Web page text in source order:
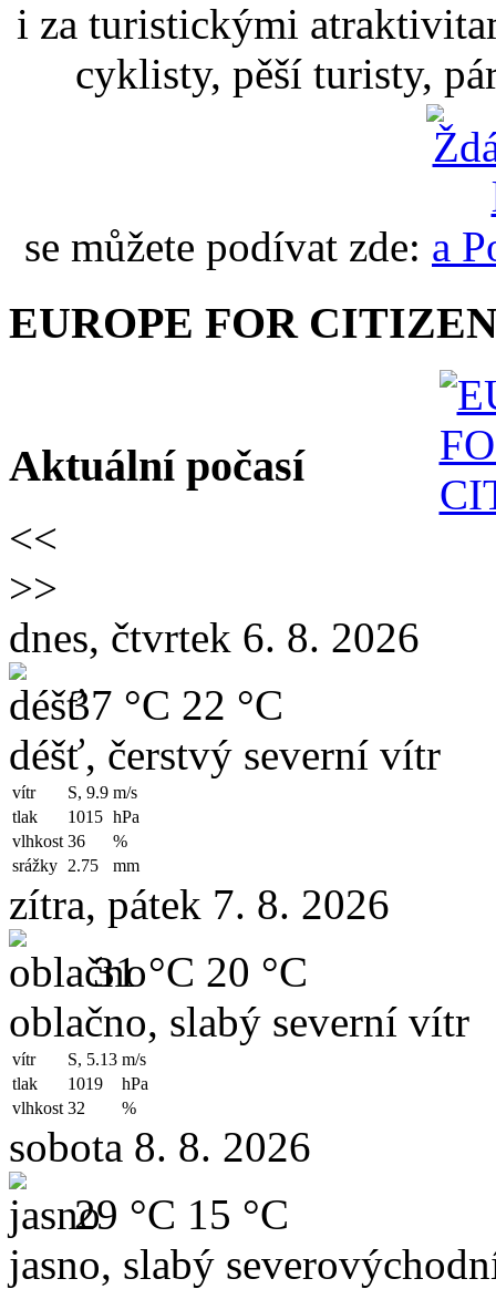
i za turistickými
cyklisty, pěší turisty,
se můžete podívat zde:
EUROPE FOR
Aktuální počasí
<<
>>
dnes, čtvrtek 6. 8. 2026
37 °C 22 °C
déšť, čerstvý severní vítr
vítr S, 9.9 m/s
tlak
1015 hPa
vlhkost 36
%
srážky 2.75 mm
zítra, pátek 7. 8. 2026
31 °C 20 °C
oblačno, slabý severní vítr
vítr S, 5.13 m/s
tlak
1019
hPa
vlhkost 32 %
sobota 8. 8. 2026
29 °C 15 °C
jasno, slabý